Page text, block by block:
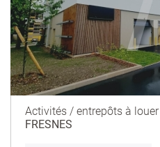
Activités / entrepôts à louer
FRESNES